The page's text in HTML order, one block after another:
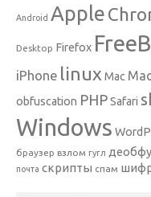
Android Apple
Desktop Firefox
iPhone linux Mac
obfuscation PHPSafari
Windows
браузер взлом гугл
почта скрипты спам